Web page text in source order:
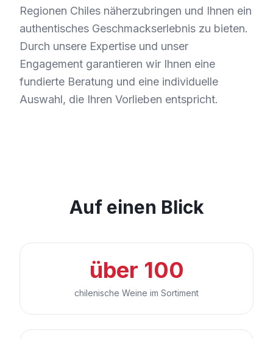
Regionen Chiles näherzubringen und Ihnen ein
authentisches Geschmackserlebnis zu bieten.
Durch unsere Expertise und unser
Engagement garantieren wir Ihnen eine
fundierte Beratung und eine individuelle
Auswahl, die Ihren Vorlieben entspricht.
Auf einen Blick
über 100
chilenische Weine im Sortiment